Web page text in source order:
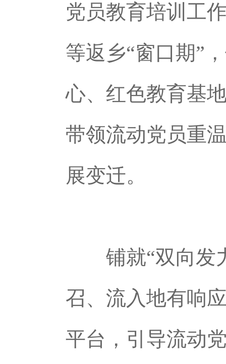
党员教育培训工
等返乡“窗口期”
心、红色教育基
带领流动党员重
展变迁。
铺就“双向发
召、流入地有响
平台，引导流动